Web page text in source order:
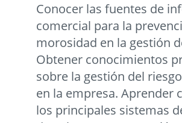
Conocer las fuentes de
comercial para la
morosidad en la gestión
Obtener conocimientos
sobre la gestión del
en la empresa. Aprender
los principales sistemas